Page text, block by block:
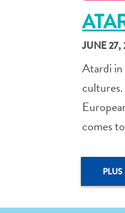
JUNE
Atardi in
comes
It looks like you
Chaque fois que